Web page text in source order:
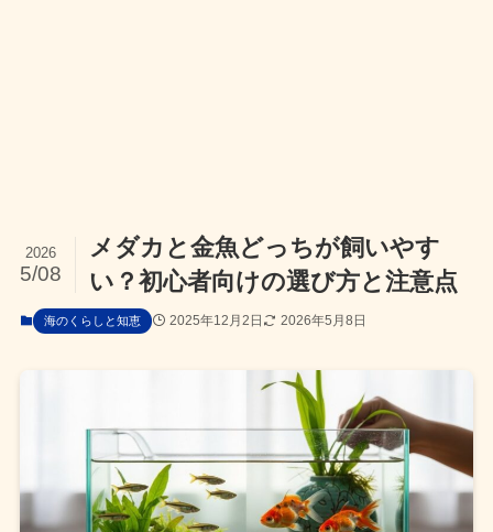
メダカと金魚どっちが飼いやす
い？初心者向けの選び方と注意点
2026
5/08
海のくらしと知恵 2025年12月2日 2026年5月8日